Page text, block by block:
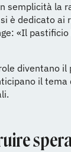
semplicità la
è dedicato ai
«Il
diventano
il